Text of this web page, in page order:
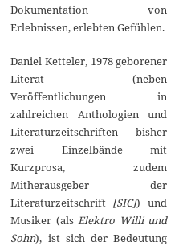
Dokumentation von
Erlebnissen, erlebten Gefühlen.
Daniel Ketteler, 1978 geborener
Literat (neben
Veröffentlichungen in
zahlreichen Anthologien und
Literaturzeitschriften bisher
zwei Einzelbände mit
Kurzprosa, zudem
Mitherausgeber der
Literaturzeitschrift [SIC]) und
Musiker (als Elektro Willi und
Sohn), ist sich der Bedeutung